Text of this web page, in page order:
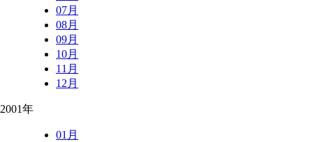
07月
08月
09月
10月
11月
12月
2001年
01月